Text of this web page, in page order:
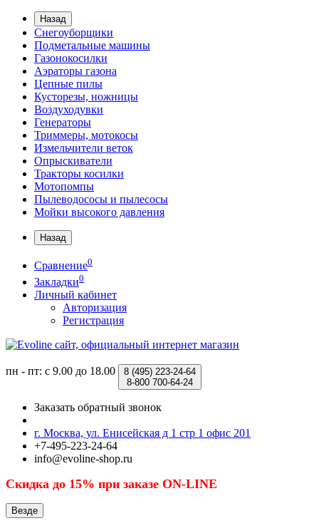
Назад
Снегоуборщики
Подметальные машины
Газонокосилки
Аэраторы газона
Цепные пилы
Кусторезы, ножницы
Воздуходувки
Генераторы
Триммеры, мотокосы
Измельчители веток
Опрыскиватели
Тракторы косилки
Мотопомпы
Пылеводососы и пылесосы
Мойки высокого давления
Назад
Сравнение0
Закладки0
Личный кабинет
Авторизация
Регистрация
пн - пт: с 9.00 до 18.00 8 (495) 223-24-64
8-800 700-64-24
Заказать обратный звонок
г. Москва, ул. Енисейская д 1 стр 1 офис 201
+7-495-223-24-64
info@evoline-shop.ru
Скидка до 15% при заказе ON-LINE
Везде